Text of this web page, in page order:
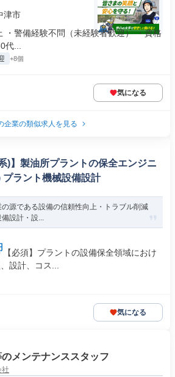
津市
・警備経験不問（未経験者歓迎） ・資格
...
+8個
気になる
企業の類似求人を見る
)】製油所プラントの保全エンジニ
プラント機械設備設計
源である設備の信頼性向上・トラブル削減
設計・設...
必須】プラントの設備保全領域におけ
設計、コス...
気になる
メンテナンススタッフ
社